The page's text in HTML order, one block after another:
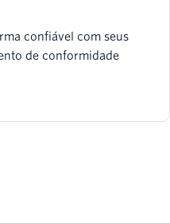
confiável com seus
de conformidade